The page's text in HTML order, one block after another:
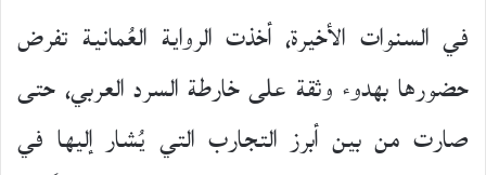
في السنوات الأخيرة، أخذت الرواية العُمانية تفرض
حضورها بهدوء وثقة على خارطة السرد العربي، حتى
صارت من بين أبرز التجارب التي يُشار إليها في